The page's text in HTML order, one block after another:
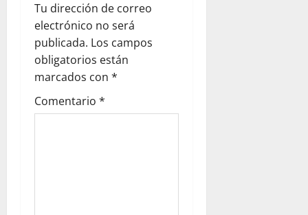
Tu dirección de correo
electrónico no será
publicada. Los campos
obligatorios están
marcados con *
Comentario *